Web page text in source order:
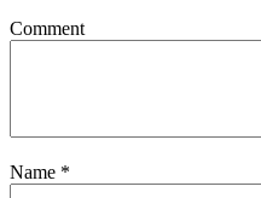
Comment
Name *